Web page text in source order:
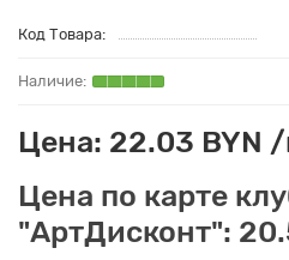
Код Товара:
Цена: 22.03 BYN
Цена по карте
"АртДисконт":